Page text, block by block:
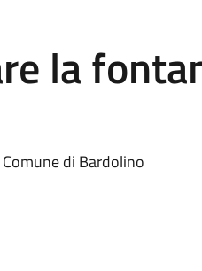
la
di Bardolino